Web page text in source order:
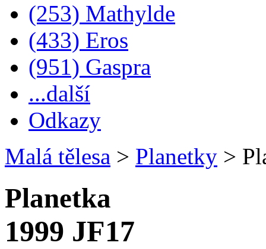
(253) Mathylde
(433) Eros
(951) Gaspra
...další
Odkazy
Malá tělesa > Planetky >
Planetka
1999 JF17